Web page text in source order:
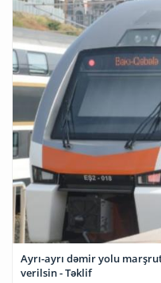
Ayrı-ayrı dəmir yolu
verilsin - Təklif